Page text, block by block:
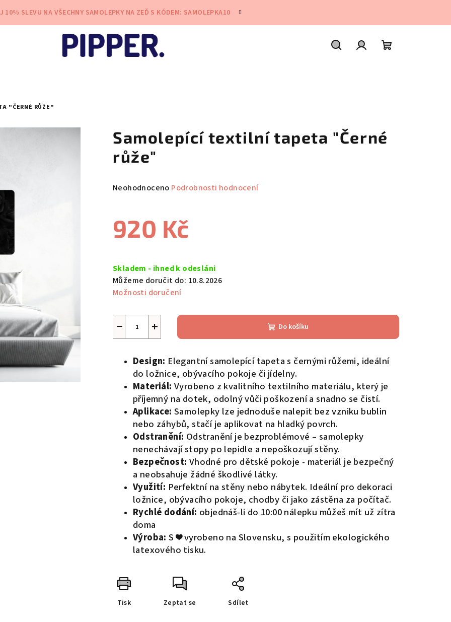
10% SLEVU NA VŠECHNY SAMOLEPKY NA ZEĎ S KÓDEM: SAMOLEPKA10
"ČERNÉ RŮŽE"
Samolepící textilní tapeta "Černé
růže"
Průměrné
je
0,0
hvězdiček.
Neohodnoceno Podrobnosti hodnocení
920 Kč
cena:
Skladem - ihned k odesláni
Můžeme doručit do: 10.8.2026
Možnosti doručení
+
− Do košíku
Design: Elegantní samolepící tapeta s černými růžemi, ideální
do ložnice, obývacího pokoje či jídelny.
Materiál: Vyrobeno z kvalitního textilního materiálu, který je
příjemný na dotek, odolný vůči poškození a snadno se čistí.
Aplikace: Samolepky lze jednoduše nalepit bez vzniku bublin
nebo záhybů, stačí je aplikovat na hladký povrch.
Odstranění: Odstranění je bezproblémové – samolepky
nenechávají stopy po lepidle a nepoškozují stěny.
Bezpečnost: Vhodné pro dětské pokoje - materiál je bezpečný
a neobsahuje žádné škodlivé látky.
Využití: Perfektní na stěny nebo nábytek. Ideální pro dekoraci
ložnice, obývacího pokoje, chodby či jako zástěna za počítač.
Rychlé dodání: objednáš-li do 10:00 nálepku můžeš mít už zítra
doma
Výroba: S ❤️ vyrobeno na Slovensku, s použitím ekologického
latexového tisku.
Tisk Zeptat se Sdílet